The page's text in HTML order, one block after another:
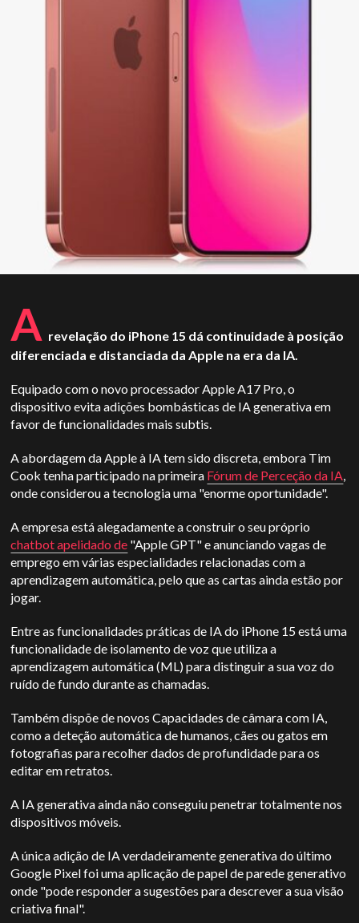
A revelação do iPhone 15 dá continuidade à posição
diferenciada e distanciada da Apple na era da IA.
Equipado com o novo processador Apple A17 Pro, o
dispositivo evita adições bombásticas de IA generativa em
favor de funcionalidades mais subtis.
A abordagem da Apple à IA tem sido discreta, embora Tim
Cook tenha participado na primeira Fórum de Perceção da IA,
onde considerou a tecnologia uma "enorme oportunidade".
A empresa está alegadamente a construir o seu próprio
chatbot apelidado de "Apple GPT" e anunciando vagas de
emprego em várias especialidades relacionadas com a
aprendizagem automática, pelo que as cartas ainda estão por
jogar.
Entre as funcionalidades práticas de IA do iPhone 15 está uma
funcionalidade de isolamento de voz que utiliza a
aprendizagem automática (ML) para distinguir a sua voz do
ruído de fundo durante as chamadas.
Também dispõe de novos Capacidades de câmara com IA,
como a deteção automática de humanos, cães ou gatos em
fotografias para recolher dados de profundidade para os
editar em retratos.
A IA generativa ainda não conseguiu penetrar totalmente nos
dispositivos móveis.
A única adição de IA verdadeiramente generativa do último
Google Pixel foi uma aplicação de papel de parede generativo
onde "pode responder a sugestões para descrever a sua visão
criativa final".